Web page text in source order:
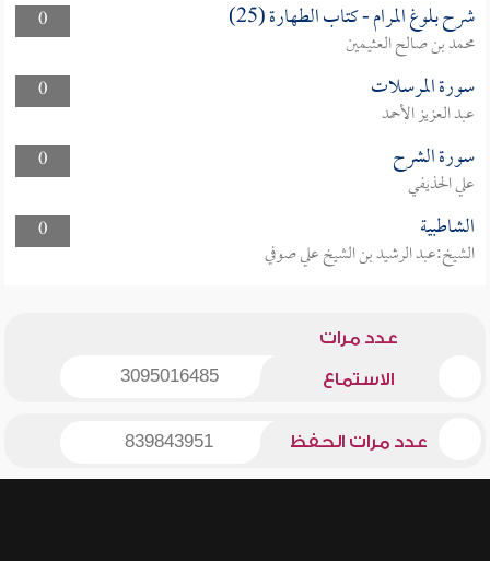
0
شرح بلوغ المرام - كتاب الطهارة (25)
محمد بن صالح العثيمين
0
سورة المرسلات
عبد العزيز الأحمد
0
سورة الشرح
علي الحذيفي
0
الشاطبية
الشيخ:عبد الرشيد بن الشيخ علي صوفي
عدد مرات
الاستماع 3095016485
عدد مرات الحفظ 839843951